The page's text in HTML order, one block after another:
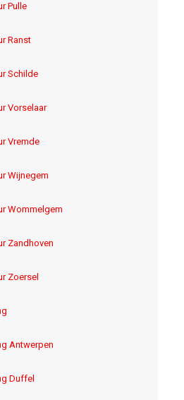
Pulle
Ranst
Schilde
Vorselaar
Vremde
Wijnegem
Wommelgem
Zandhoven
Zoersel
Antwerpen
Duffel